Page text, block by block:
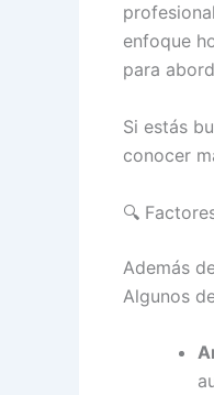
enfoque
para
Si estás
conocer
🔍
Además
Algunos